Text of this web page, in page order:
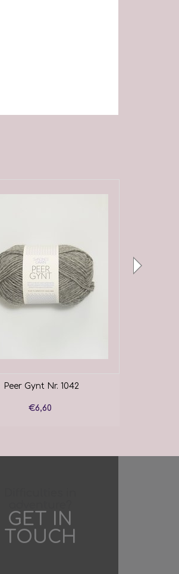
Peer Gynt Nr. 1042
€6,60
GET IN
TOUCH